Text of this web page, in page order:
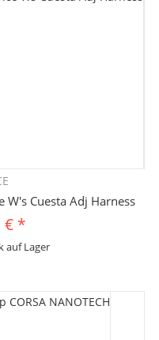
W's Cuesta Adj Harness
€ *
auf Lager